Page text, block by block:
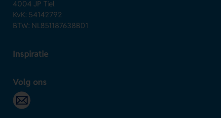
4004 JP Tiel
KvK: 54142792
BTW: NL851187638B01
Inspiratie
Volg ons